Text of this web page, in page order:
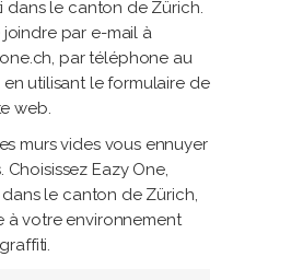
dans le canton de Zürich.
par e-mail à
par téléphone au
en utilisant le formulaire de
web.
murs vides vous ennuyer
Eazy One,
dans le canton de Zürich,
à votre environnement